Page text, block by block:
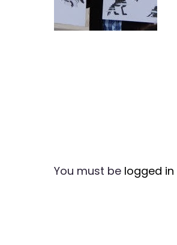
You must be logged in